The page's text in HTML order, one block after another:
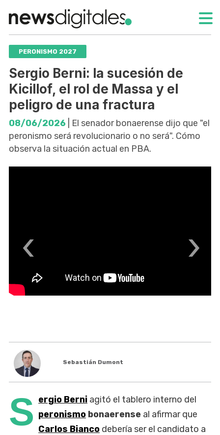
PERONISMO 2027
Sergio Berni: la sucesión de
Kicillof, el rol de Massa y el
peligro de una fractura
08/06/2026 | El senador bonaerense dijo que "el
peronismo será revolucionario o no será". Cómo
observa la situación actual en PBA.
‹ ›
Sebastián Dumont
S ergio Berni agitó el tablero interno del
peronismo bonaerense al afirmar que
Carlos Bianco debería ser el candidato a